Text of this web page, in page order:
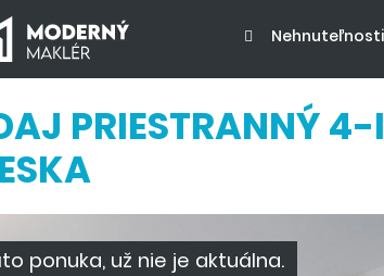
Nehnuteľnosti
PRIESTRANNÝ
ponuka, už nie je aktuálna.